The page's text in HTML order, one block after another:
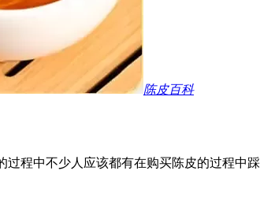
陈皮百科
程中不少人应该都有在购买陈皮的过程中